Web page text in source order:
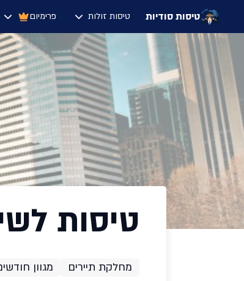
טיסות סודיות טיסות זולות פרימיום
טיסות
מחלקת תיירים מגוון